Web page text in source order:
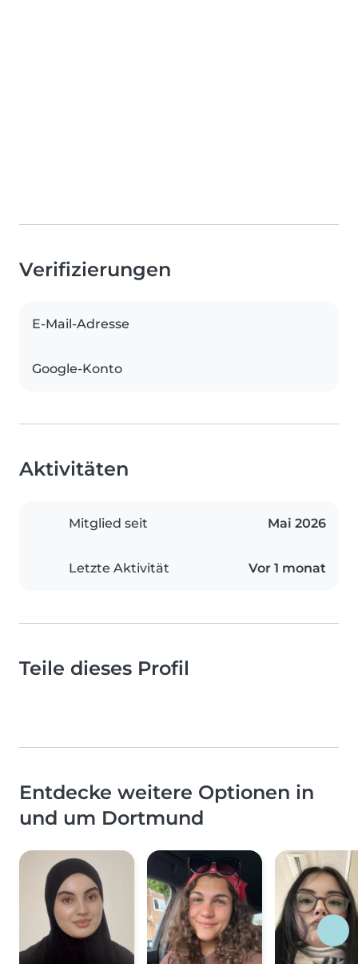
Verifizierungen
E-Mail-Adresse
Google-Konto
Aktivitäten
Mitglied seit Mai 2026
Letzte Aktivität Vor 1 monat
Teile dieses Profil
Entdecke weitere Optionen in
und um Dortmund